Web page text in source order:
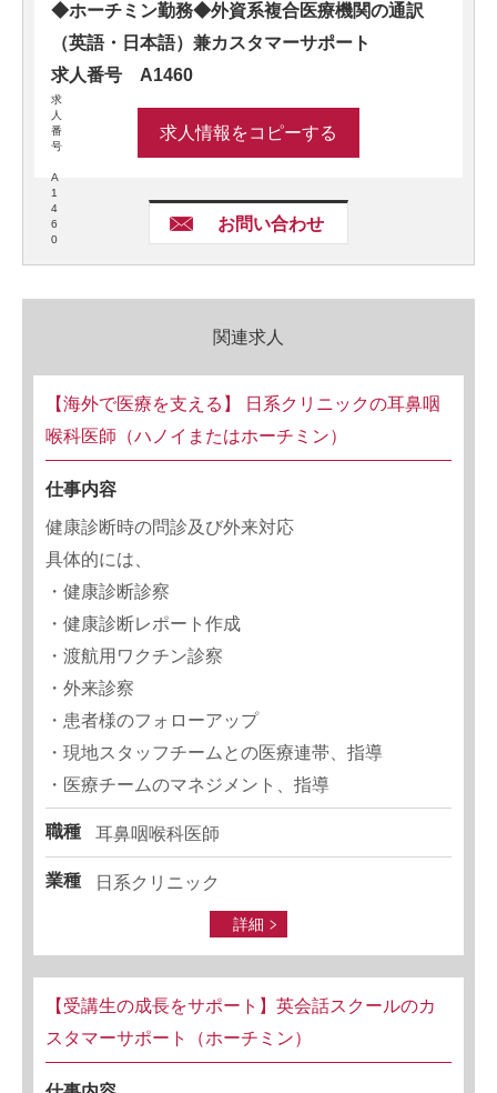
求
人
番
号
A
1
4
6
0
◆ホーチミン勤務◆外資系複合医療機関の通訳
（英語・日本語）兼カスタマーサポート
求人番号 A1460
求人情報をコピーする
お問い合わせ
関連求人
【海外で医療を支える】 日系クリニックの耳鼻咽
喉科医師（ハノイまたはホーチミン）
仕事内容
健康診断時の問診及び外来対応
具体的には、
・健康診断診察
・健康診断レポート作成
・渡航用ワクチン診察
・外来診察
・患者様のフォローアップ
・現地スタッフチームとの医療連帯、指導
・医療チームのマネジメント、指導
職種 耳鼻咽喉科医師
業種 日系クリニック
詳細
【受講生の成長をサポート】英会話スクールのカ
スタマーサポート（ホーチミン）